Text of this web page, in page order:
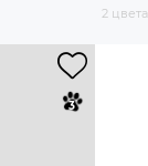
2 цвета